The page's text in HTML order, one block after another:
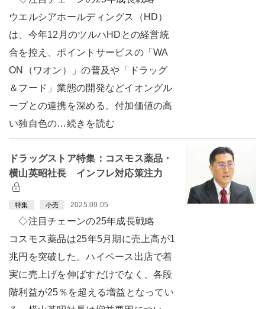
ウエルシアホールディングス（HD）
は、今年12月のツルハHDとの経営統
合を控え、ポイントサービスの「WA
ON（ワオン）」の普及や「ドラッグ
＆フード」業態の開発などイオングル
ープとの連携を深める。付加価値の高
い独自色の…続きを読む
ドラッグストア特集：コスモス薬品・
横山英昭社長 インフレ対応策注力
特集 小売 2025.09.05
◇注目チェーンの25年成長戦略
コスモス薬品は25年5月期に売上高が1
兆円を突破した。ハイペース出店で着
実に売上げを伸ばすだけでなく、各段
階利益が25％を超える増益となってい